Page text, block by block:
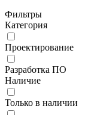
Фильтры
Категория
Проектирование
Разработка ПО
Наличие
Только в наличии